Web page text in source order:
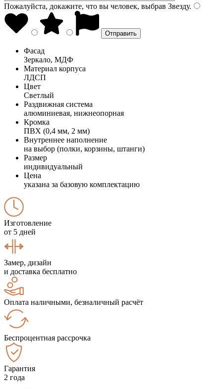
Пожалуйста, докажите, что вы человек, выбрав Звезду.
Фасад
Зеркало, МДФ
Материал корпуса
ЛДСП
Цвет
Светлый
Раздвижная система
алюминиевая, нижнеопорная
Кромка
ПВХ (0,4 мм, 2 мм)
Внутреннее наполнение
на выбор (полки, корзины, штанги)
Размер
индивидуальный
Цена
указана за базовую комплектацию
Изготовление
от 5 дней
Замер, дизайн
и доставка бесплатно
Оплата наличными, безналичный расчёт
Беспроцентная рассрочка
Гарантия
2 года